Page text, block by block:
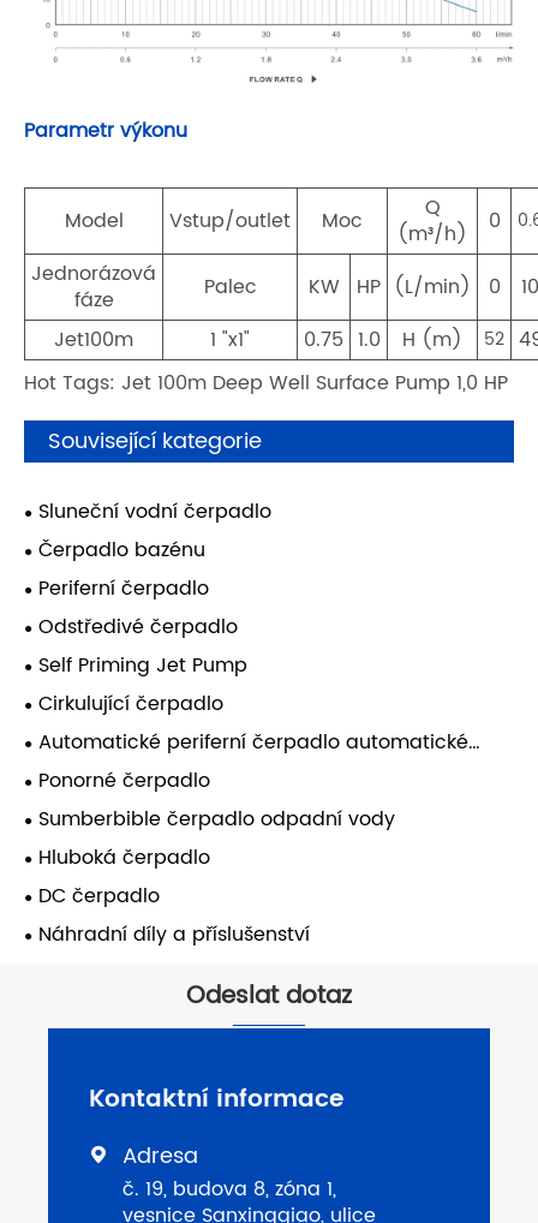
Parametr výkonu
Model Vstup/outlet Moc
Q
(m³/h)
0
Jednorázová
fáze
Palec KW HP (L/min) 0
10
Jet100m
1 "x1" 0.75 1.0 H (m) 52
Hot Tags: Jet 100m Deep Well Surface Pump 1,0 HP
Související kategorie
Sluneční vodní čerpadlo
Čerpadlo bazénu
Periferní čerpadlo
Odstředivé čerpadlo
Self Priming Jet Pump
Cirkulující čerpadlo
Automatické periferní čerpadlo automatické
samoobsluhy
Ponorné čerpadlo
Sumberbible čerpadlo odpadní vody
Hluboká čerpadlo
DC čerpadlo
Náhradní díly a příslušenství
Odeslat dotaz
Kontaktní informace
 Adresa
č. 19, budova 8, zóna 1,
vesnice Sanxingqiao, ulice